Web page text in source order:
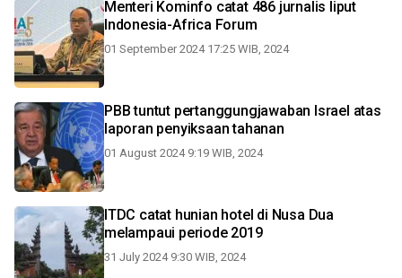
Menteri Kominfo catat 486 jurnalis liput
Indonesia-Africa Forum
01 September 2024 17:25 WIB, 2024
PBB tuntut pertanggungjawaban Israel atas
laporan penyiksaan tahanan
01 August 2024 9:19 WIB, 2024
ITDC catat hunian hotel di Nusa Dua
melampaui periode 2019
31 July 2024 9:30 WIB, 2024